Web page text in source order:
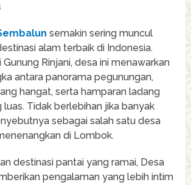
semakin sering muncul
alam terbaik di Indonesia.
Gunung Rinjani, desa ini menawarkan
antara panorama pegunungan,
hangat, serta hamparan ladang
luas. Tidak berlebihan jika banyak
sebagai salah satu desa
di Lombok.
destinasi pantai yang ramai, Desa
pengalaman yang lebih intim